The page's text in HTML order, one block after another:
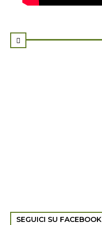

SEGUICI SU FACEBOOK